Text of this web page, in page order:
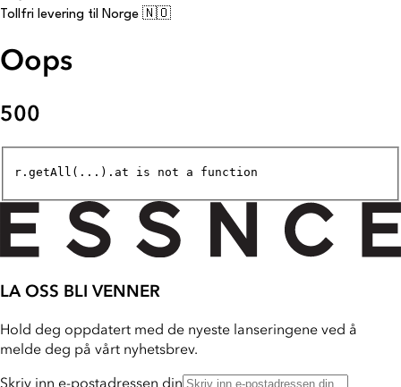
Tollfri levering til Norge 🇳🇴
Oops
500
r.getAll(...).at is not a function
LA OSS BLI VENNER
Hold deg oppdatert med de nyeste lanseringene ved å
melde deg på vårt nyhetsbrev.